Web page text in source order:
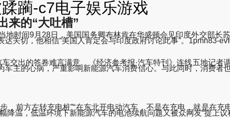
躏-c7电子娱乐游戏
来的“大吐槽”
地时间9月28日，美国国务卿布林肯在华盛顿会见印度外交部
关切，他相信“美国人肯定会与印度政府讨论此事”。1pmn83-
交出的答卷难言满意。《经济参考报·汽车特刊》连线五地记
车主的心病，严重影响新能源汽车消费信心。与此同时，消费
方左转充电桩”“在东北开电动汽车，不是在充电，就是在充
温，低温环境下新能源汽车的电池续航问题又被众网友“提上议